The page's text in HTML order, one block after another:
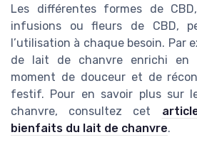
Les différentes formes de
infusions oufleurs de CBD,
l’utilisation à chaque besoin. Par
de lait de chanvre enrichi en
moment de douceur et de
festif. Pour en savoir plus sur
chanvre, consultez cet
bienfaits du lait de chanvre.